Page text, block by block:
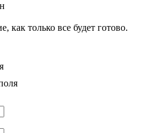
только все будет готово.